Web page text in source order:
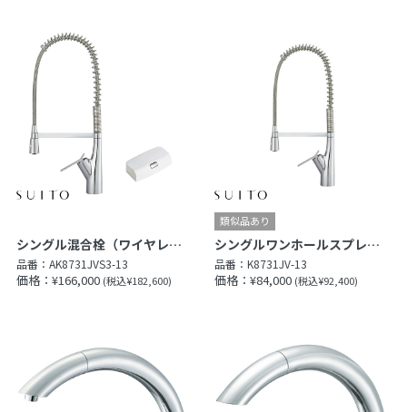
シングル混合栓（ワイヤレススイッチ付）
品番： AK8731JVS3-13
価格：¥166,000 (税込¥182,600)
シングルワンホールスプレー混合栓
品番：K8731JV-13
価格：¥84,000 (税込¥92,400)